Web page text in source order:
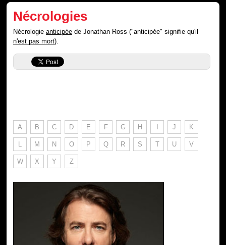
Nécrologies
Nécrologieanticipée de Jonathan Ross ("anticipée" signifie qu'il
n'est pas mort).
A B C D E F G H I J K
L M N O P Q R S T U V
W X Y Z